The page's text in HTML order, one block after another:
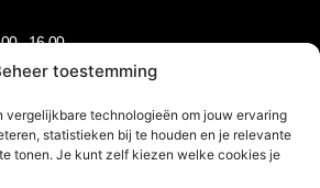
toestemming
vergelijkbare technologieën om jouw ervaring
statistieken bij te houden en je relevante
tonen. Je kunt zelf kiezen welke cookies je
- 16.00